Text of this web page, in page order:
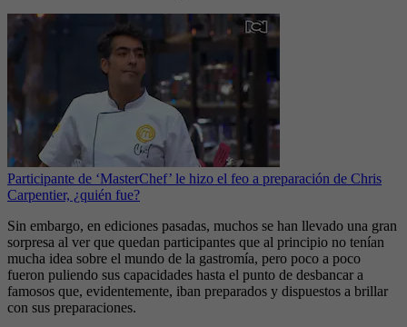
Participante de ‘MasterChef’ le hizo el feo a preparación de Chris
Carpentier, ¿quién fue?
Sin embargo, en ediciones pasadas, muchos se han llevado una gran
sorpresa al ver que quedan participantes que al principio no tenían
mucha idea sobre el mundo de la gastromía, pero poco a poco
fueron puliendo sus capacidades hasta el punto de desbancar a
famosos que, evidentemente, iban preparados y dispuestos a brillar
con sus preparaciones.